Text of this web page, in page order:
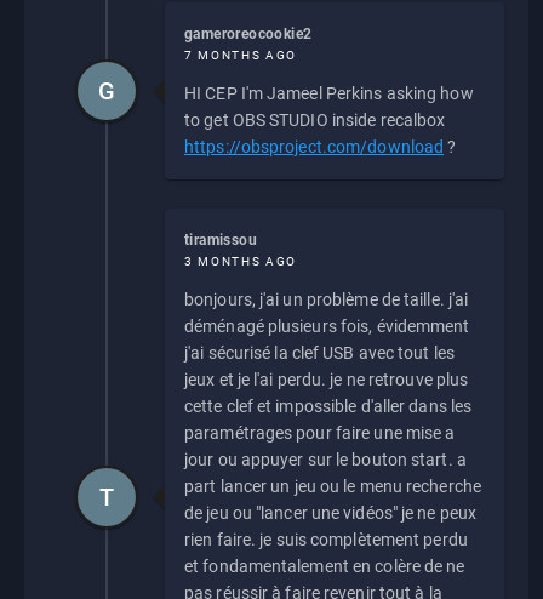
gameroreocookie2
7 MONTHS AGO
HI CEP I'm Jameel Perkins asking how
to get OBS STUDIO inside recalbox
https://obsproject.com/download ?
G
tiramissou
3 MONTHS AGO
bonjours, j'ai un problème de taille. j'ai
déménagé plusieurs fois, évidemment
j'ai sécurisé la clef USB avec tout les
jeux et je l'ai perdu. je ne retrouve plus
cette clef et impossible d'aller dans les
paramétrages pour faire une mise a
jour ou appuyer sur le bouton start. a
part lancer un jeu ou le menu recherche
de jeu ou "lancer une vidéos" je ne peux
rien faire. je suis complètement perdu
et fondamentalement en colère de ne
pas réussir à faire revenir tout à la
T